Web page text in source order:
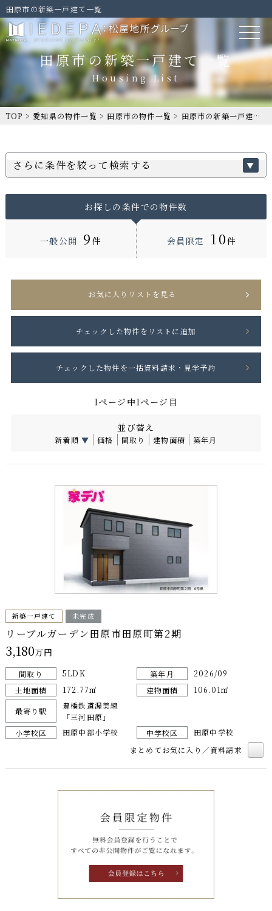
田原市の新築一戸建て一覧
TOP > 愛知県の物件一覧 > 田原市の物件一覧 > 田原市の新築一戸建て一覧
田原市の新築一戸建て一覧
さらに条件を絞って検索する
お探しの条件での物件数
一般公開 9 件 会員限定 10件
お気に入りリストを見る
1ページ中1ページ目
並び替え
新着順 ▼ 価格 間取り 建物面積 築年月
新築一戸建て 未完成
リーブルガーデン田原市田原町第2期
3,180万円
間取り 5LDK 築年月
2026/09
土地面積
172.77㎡ 建物面積 106.01㎡
最寄り駅
豊橋鉄道渥美線
「三河田原」
小学校区
田原中部小学校 中学校区
田原中学校
まとめてお気に入り／資料請求